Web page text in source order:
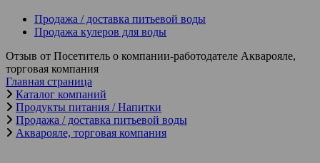
Продажа / доставка питьевой воды
Продажа кулеров для воды
Отзыв от Посетитель о компании-работодателе Акварояле,
торговая компания
Главная страница
Каталог компаний
Продукты питания / Напитки
Продажа / доставка питьевой воды
Акварояле, торговая компания